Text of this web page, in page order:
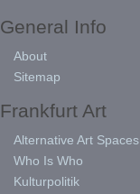
General Info
About
Sitemap
Frankfurt Art
Alternative Art Spaces
Who Is Who
Kulturpolitik